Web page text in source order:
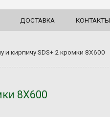
ДОСТАВКА КОНТАКТЫ
и кирпичу SDS+ 2 кромки 8Х600
8Х600